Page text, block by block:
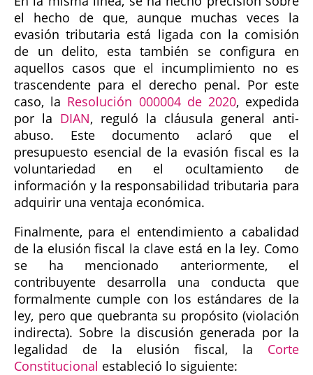
el hecho de que, aunque muchas veces la
evasión tributaria está ligada con la comisión
de un delito, esta también se configura en
aquellos casos que el incumplimiento no es
trascendente para el derecho penal. Por este
caso, la Resolución 000004 de 2020, expedida
por la DIAN, reguló la cláusula general anti-
abuso. Este documento aclaró que el
presupuesto esencial de la evasión fiscal es la
voluntariedad en el ocultamiento de
información y la responsabilidad tributaria para
adquirir una ventaja económica.
Finalmente, para el entendimiento a cabalidad
de la elusión fiscal la clave está en la ley. Como
se ha mencionado anteriormente, el
contribuyente desarrolla una conducta que
formalmente cumple con los estándares de la
ley, pero que quebranta su propósito (violación
indirecta). Sobre la discusión generada por la
legalidad de la elusión fiscal, la Corte
Constitucional estableció lo siguiente: